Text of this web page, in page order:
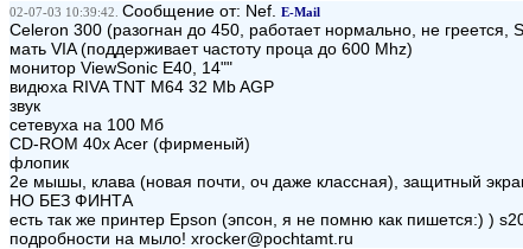
02-07-03 10:39:42. Сообщение от: Nef. E-Mail
Celeron 300 (разогнан до 450, работает нормально, не греется,
мать VIA (поддерживает частоту проца до 600 Mhz)
монитор ViewSonic E40, 14""
видюха RIVA TNT M64 32 Mb AGP
звук
сетевуха на 100 Мб
CD-ROM 40x Acer (фирменый)
флопик
2е мышы, клава (новая почти, оч даже классная), защитный
НО БЕЗ ФИНТА
есть так же принтер Epson (эпсон, я не помню как пишется:) )
подробности на мыло! xrocker@pochtamt.ru